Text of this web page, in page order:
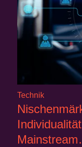
Technik